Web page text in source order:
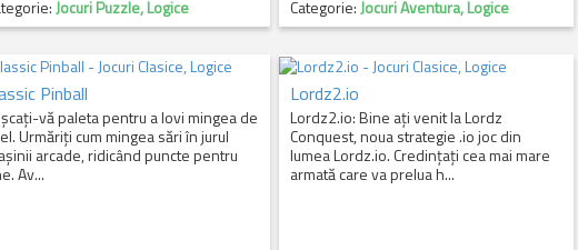
Jocuri Puzzle, Logice Categorie:Jocuri Aventura, Logice
Pinball
vă paleta pentru a lovi mingea de
Urmăriți cum mingea sări în jurul
arcade, ridicând puncte pentru
Av...
Lordz2.io
Lordz2.io: Bine ați venit la Lordz
Conquest, noua strategie .io joc din
lumea Lordz.io. Credințați cea mai mare
armată care va prelua h...